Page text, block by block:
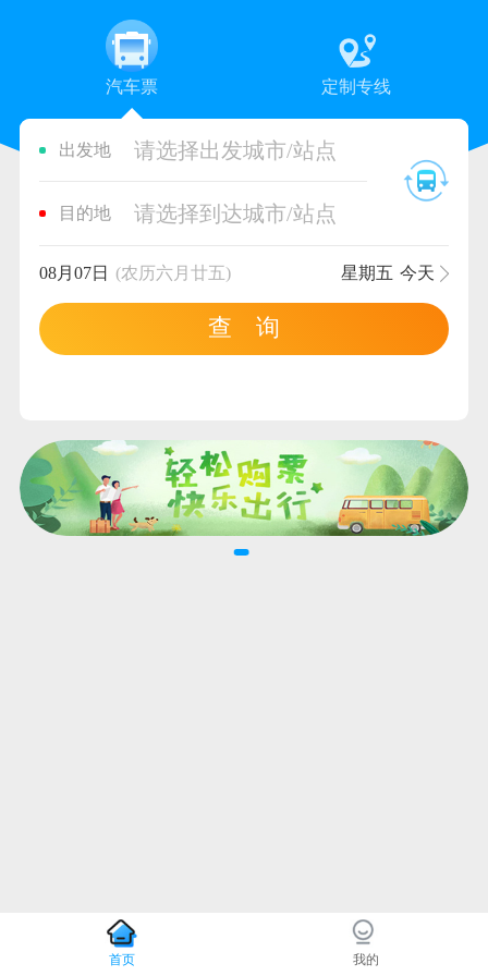
汽车票 定制专线
出发地 请选择出发城市/站点
目的地 请选择到达城市/站点
08月07日 (农历六月廿五) 星期五 今天
查 询
首页 我的